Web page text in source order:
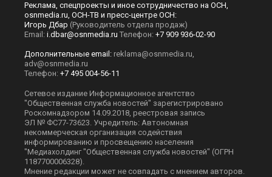
Реклама, спецпроекты и иное сотрудничество на ОСН,
osnmedia.ru, ОСН-ТВ и пресс-центре ОСН:
Игорь Дбар (Руководитель отдела продаж)
Email: i.dbar@osnmedia.ru Телефон: +7 909 936-02-90
Дополнительные email: reklama@osnmedia.ru,
adv@osnmedia.ru
Телефон: +7 495 004-56-11
Сетевое издание Информационное агентство
"Общественная служба новостей" зарегистрировано
Роскомнадзором 14.09.2018, реестровая запись
ЭЛ № ФС77-73623. Учредитель: Автономная
некоммерческая организация содействия
информированию и просвещению населения
"Медиахолдинг "Общественная служба новостей" (ОГРН
1187700006328).
Мнение редакции может не совпадать с мнением авторов.